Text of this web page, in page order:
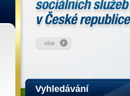
Vyhledávání